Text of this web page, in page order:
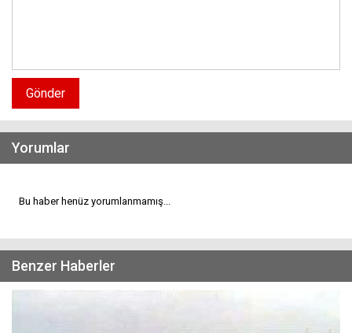
Gönder
Yorumlar
Bu haber henüz yorumlanmamış...
Benzer Haberler